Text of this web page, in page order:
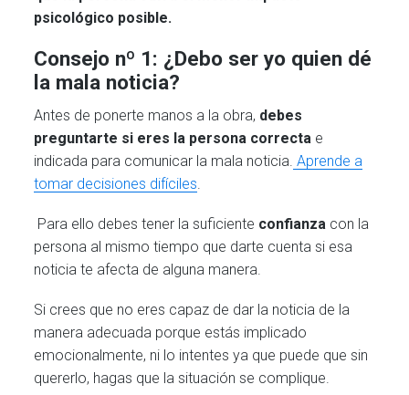
psicológico posible.
Consejo nº 1: ¿Debo ser yo quien dé
la mala noticia?
Antes de ponerte manos a la obra, debes
preguntarte si eres la persona correcta e
indicada para comunicar la mala noticia. Aprende a
tomar decisiones difíciles.
Para ello debes tener la suficiente confianza con la
persona al mismo tiempo que darte cuenta si esa
noticia te afecta de alguna manera.
Si crees que no eres capaz de dar la noticia de la
manera adecuada porque estás implicado
emocionalmente, ni lo intentes ya que puede que sin
quererlo, hagas que la situación se complique.